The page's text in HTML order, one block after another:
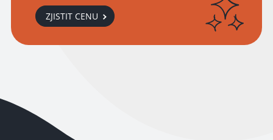
ZJISTIT CENU